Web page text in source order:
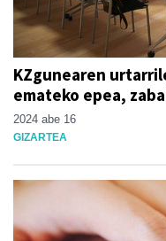
KZgunearen
emateko epea,
2024 abe 16
GIZARTEA